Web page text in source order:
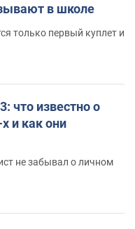
в школе
только первый куплет и
что известно о
и как они
не забывал о личном